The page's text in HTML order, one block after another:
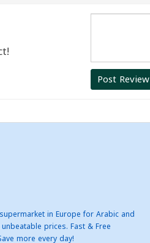
Post Review
in Europe for Arabic and
prices. Fast & Free
more every day!